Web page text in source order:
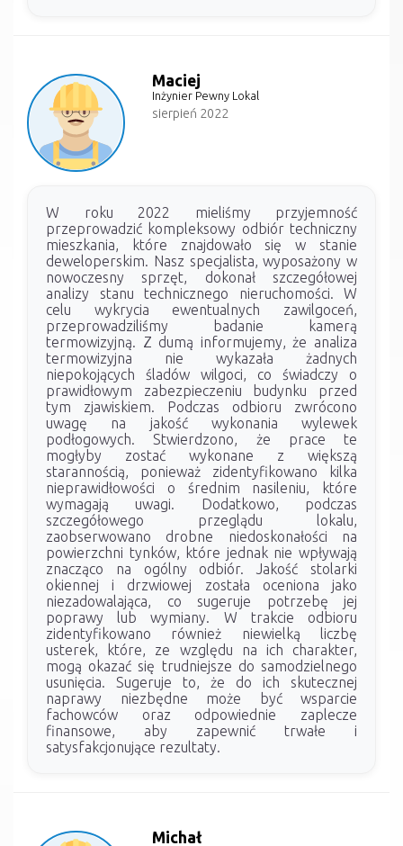
Maciej
Inżynier Pewny Lokal
sierpień 2022
W roku 2022 mieliśmy przyjemność
przeprowadzić kompleksowy odbiór techniczny
mieszkania, które znajdowało się w stanie
deweloperskim. Nasz specjalista, wyposażony w
nowoczesny sprzęt, dokonał szczegółowej
analizy stanu technicznego nieruchomości. W
celu wykrycia ewentualnych zawilgoceń,
przeprowadziliśmy badanie kamerą
termowizyjną. Z dumą informujemy, że analiza
termowizyjna nie wykazała żadnych
niepokojących śladów wilgoci, co świadczy o
prawidłowym zabezpieczeniu budynku przed
tym zjawiskiem. Podczas odbioru zwrócono
uwagę na jakość wykonania wylewek
podłogowych. Stwierdzono, że prace te
mogłyby zostać wykonane z większą
starannością, ponieważ zidentyfikowano kilka
nieprawidłowości o średnim nasileniu, które
wymagają uwagi. Dodatkowo, podczas
szczegółowego przeglądu lokalu,
zaobserwowano drobne niedoskonałości na
powierzchni tynków, które jednak nie wpływają
znacząco na ogólny odbiór. Jakość stolarki
okiennej i drzwiowej została oceniona jako
niezadowalająca, co sugeruje potrzebę jej
poprawy lub wymiany. W trakcie odbioru
zidentyfikowano również niewielką liczbę
usterek, które, ze względu na ich charakter,
mogą okazać się trudniejsze do samodzielnego
usunięcia. Sugeruje to, że do ich skutecznej
naprawy niezbędne może być wsparcie
fachowców oraz odpowiednie zaplecze
finansowe, aby zapewnić trwałe i
satysfakcjonujące rezultaty.
Michał